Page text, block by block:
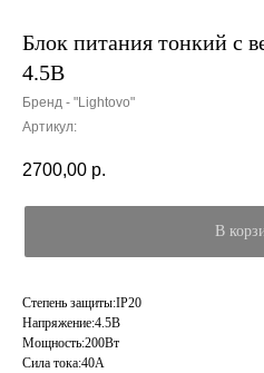
Блок питания тонкий с
4.5В
Бренд - "Lightovo"
Артикул:
2700,00 р.
В
Степень защиты:IP20
Напряжение:4.5В
Мощность:200Вт
Сила тока:40А